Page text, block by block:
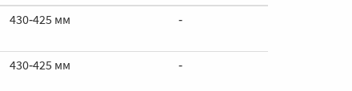
430‑425 мм ‑
430‑425 мм ‑